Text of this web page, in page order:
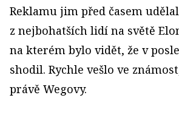
Reklamu jim před časem
z nejbohatších lidí na světě
na kterém bylo vidět, že v
shodil. Rychle vešlo ve
právě Wegovy.